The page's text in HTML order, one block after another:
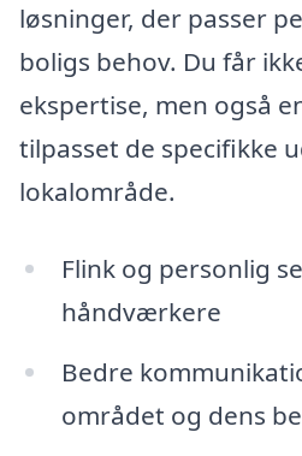
løsninger, der passer
boligs behov. Du får
ekspertise, men også
tilpasset de specifikke
lokalområde.
Flink og personlig
håndværkere
Bedre
området og dens